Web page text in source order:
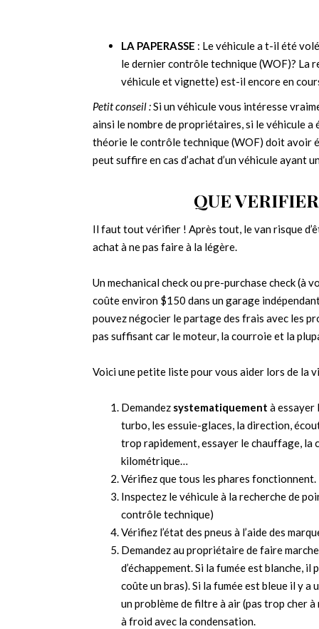
LA PAPERASSE : Le véhicule a t-il été
le dernier contrôle technique (WOF)? La
véhicule et vignette) est-il encore en
Petit conseil :Si un véhicule vous intéresse
ainsi le nombre de propriétaires, si le véhicule a
théorie le contrôle technique (WOF) doit avoir
peut suffire en cas d’achat d’un véhicule ayant
QUE
Il faut tout vérifier ! Après tout, le van risque
achat à ne pas faire à la légère.
Un mechanical check ou pre-purchase check (à
coûte environ $150 dans un garage
pouvez négocier le partage des frais avec les
pas suffisant car le moteur, la courroie et la
Voici une petite liste pour vous aider lors de la
Demandez systematiquement à essayer
turbo, les essuie-glaces, la direction,
trop rapidement, essayer le chauffage,
kilométrique…
Vérifiez que tous les phares fonctionnent.
Inspectez le véhicule à la recherche de
contrôle technique)
Vérifiez l’état des pneus à l’aide des
Demandez au propriétaire de faire
d’échappement. Si la fumée est blanche,
coûte un bras). Si la fumée est bleue il y a
un problème de filtre à air (pas trop cher
à froid avec la condensation.